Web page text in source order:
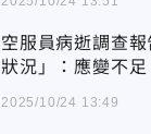
空服員病逝調查
狀況」：應變不足
2025/10/24 13:49